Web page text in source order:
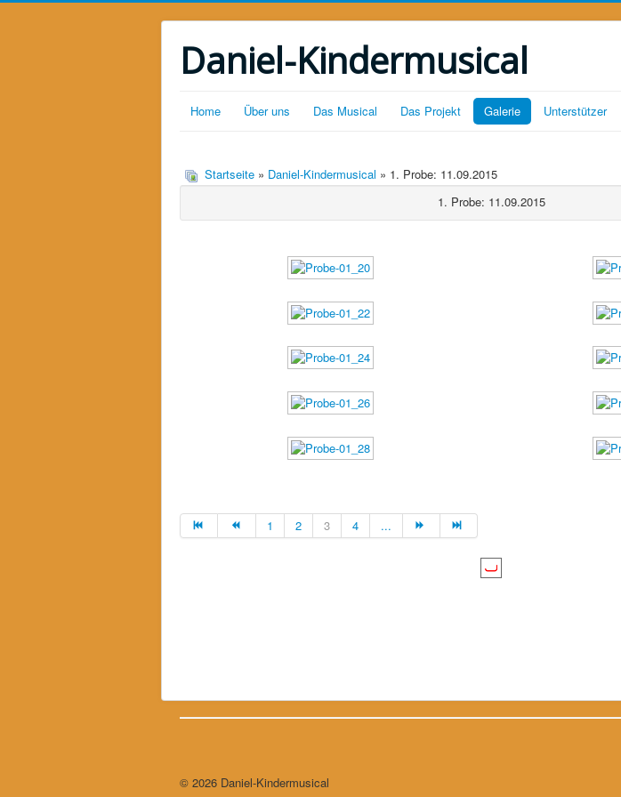
Daniel-Kindermusical
Home Über uns Das Musical Das Projekt Galerie Unterstützer
Startseite » Daniel-Kindermusical » 1. Probe: 11.09.2015
1. Probe: 11.09.2015
1 2 3 4 ...
© 2026 Daniel-Kindermusical